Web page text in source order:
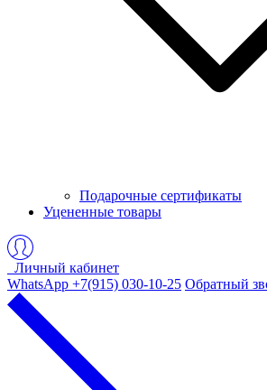
Подарочные сертификаты
Уцененные товары
Личный кабинет
WhatsApp +7(915) 030-10-25 Обратный